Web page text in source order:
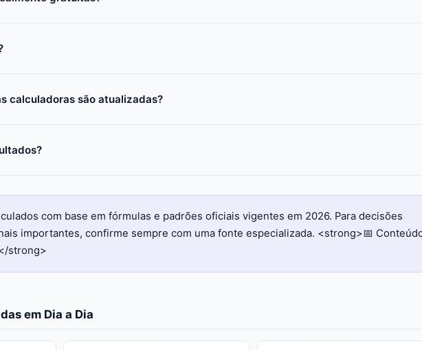
calculadoras são atualizadas?
com base em fórmulas e padrões oficiais vigentes em 2026. Para decisões
importantes, confirme sempre com uma fonte especializada. <strong>📅
strong>
em Dia a Dia